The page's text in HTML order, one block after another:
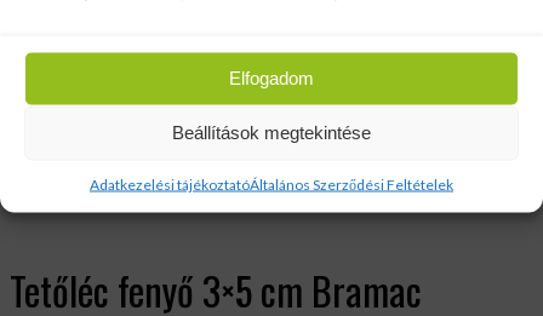
Elfogadom
Beállítások megtekintése
Adatkezelési tájékoztatóÁltalános Szerződési Feltételek
Tetőléc fenyő 3×5 cm Bramac
Tetőléc fenyő 3×5 cm Bramac
Tetőléc fenyő 3×5 cm Bramac